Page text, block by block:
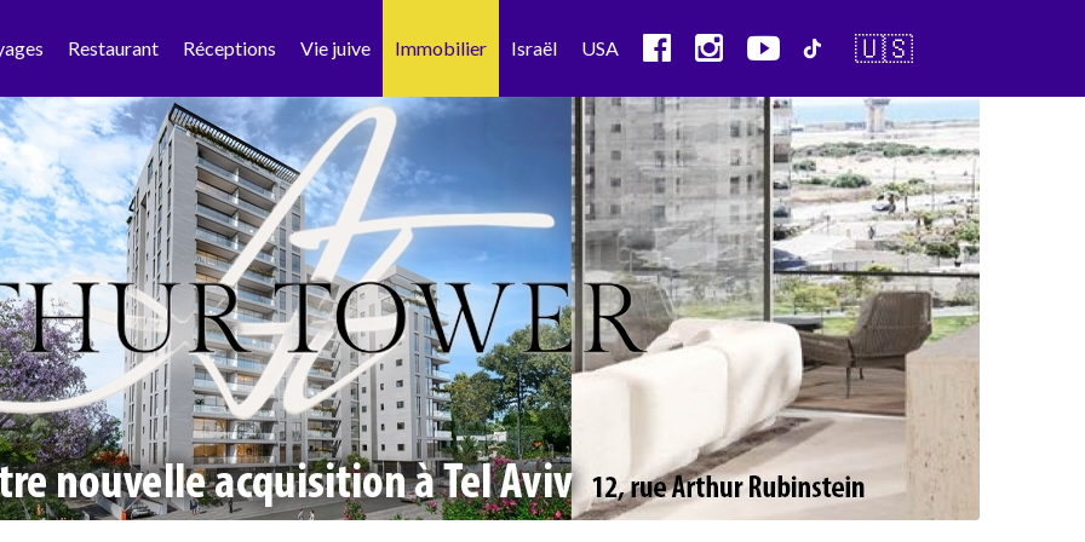
Restaurant Réceptions Vie juive Immobilier Israël USA 🇺🇸